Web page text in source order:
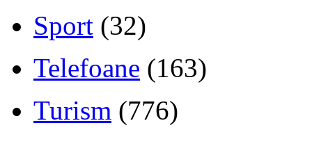
Sport (32)
Telefoane (163)
Turism (776)